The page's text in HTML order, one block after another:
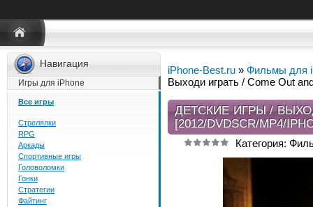
Навигация
Игры для iPhone
Все игры
Стрелялки
RPG
Аркады
Спортивные игры
Головоломки
Гонки
Стратегии
Файтинг
iPhone-Best.ru » Фильмы для
Выходи играть / Come Out
ДЕТСКИЕ ИГРЫ /
[2012/DVDSCR/MP4/
Категория: